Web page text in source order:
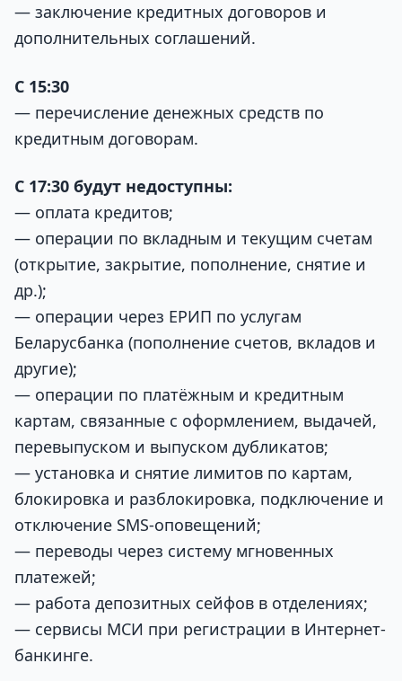
— заключение кредитных договоров и
дополнительных соглашений.
С 15:30
— перечисление денежных средств по
кредитным договорам.
С 17:30 будут недоступны:
— оплата кредитов;
— операции по вкладным и текущим счетам
(открытие, закрытие, пополнение, снятие и
др.);
— операции через ЕРИП по услугам
Беларусбанка (пополнение счетов, вкладов и
другие);
— операции по платёжным и кредитным
картам, связанные с оформлением, выдачей,
перевыпуском и выпуском дубликатов;
— установка и снятие лимитов по картам,
блокировка и разблокировка, подключение и
отключение SMS-оповещений;
— переводы через систему мгновенных
платежей;
— работа депозитных сейфов в отделениях;
— сервисы МСИ при регистрации в Интернет-
банкинге.